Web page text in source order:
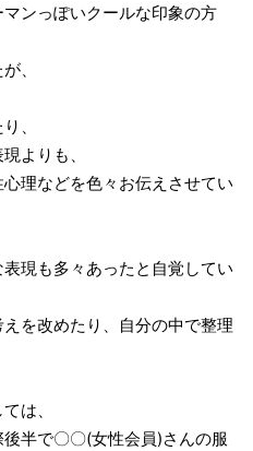
ンっぽいクールな印象の方
、
、
よりも、
理などを色々お伝えさせてい
現も多々あったと自覚してい
を改めたり、自分の中で整理
は、
半で〇〇(女性会員)さんの服